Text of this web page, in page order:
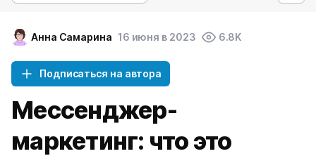
Анна Самарина 16 июня в 2023 6.8K
Подписаться на автора
Мессенджер-
маркетинг: что это